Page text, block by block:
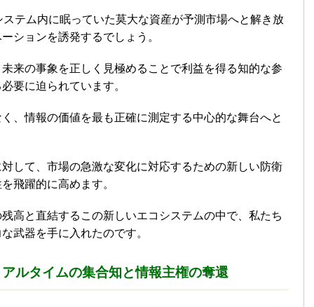
テム内に眠っていた莫大な資産が予測市場へと解き放
ションを誘発するでしょう。
来の事象を正しく見極めることで利益を得る知的な参
要に迫られています。
、情報の価値を最も正確に測定する中心的な舞台へと
して、市場の急激な変化に対応するための新しい防衛
飛躍的に高めます。
高と直結するこの新しいエコシステムの中で、私たち
武器を手に入れたのです。
ルタイムの集合知と情報主権の奪還